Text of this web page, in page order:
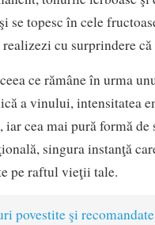
se topesc în cele
realizezi cu surprindere
ce rămâne în urma
a vinului, intensitatea
cea mai pură formă de
singura instanţă
pe raftul vieţii tale.
povestite şi recomandate